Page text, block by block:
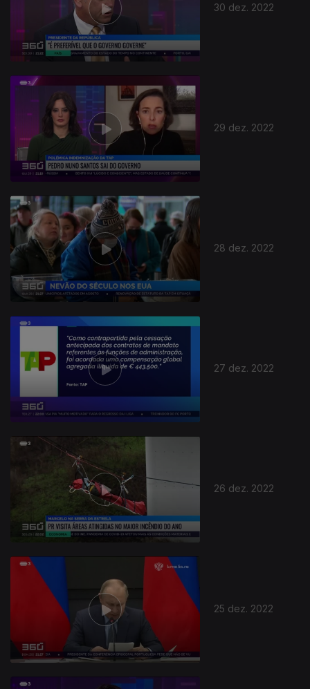
30 dez. 2022
29 dez. 2022
28 dez. 2022
27 dez. 2022
26 dez. 2022
25 dez. 2022